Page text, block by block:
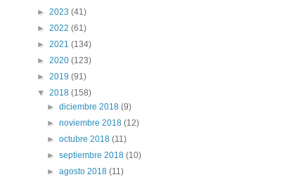
► 2023 (41)
► 2022 (61)
► 2021 (134)
► 2020 (123)
► 2019 (91)
▼ 2018 (158)
►diciembre 2018(9)
►noviembre 2018(12)
►octubre 2018(11)
►septiembre 2018(10)
►agosto 2018(11)